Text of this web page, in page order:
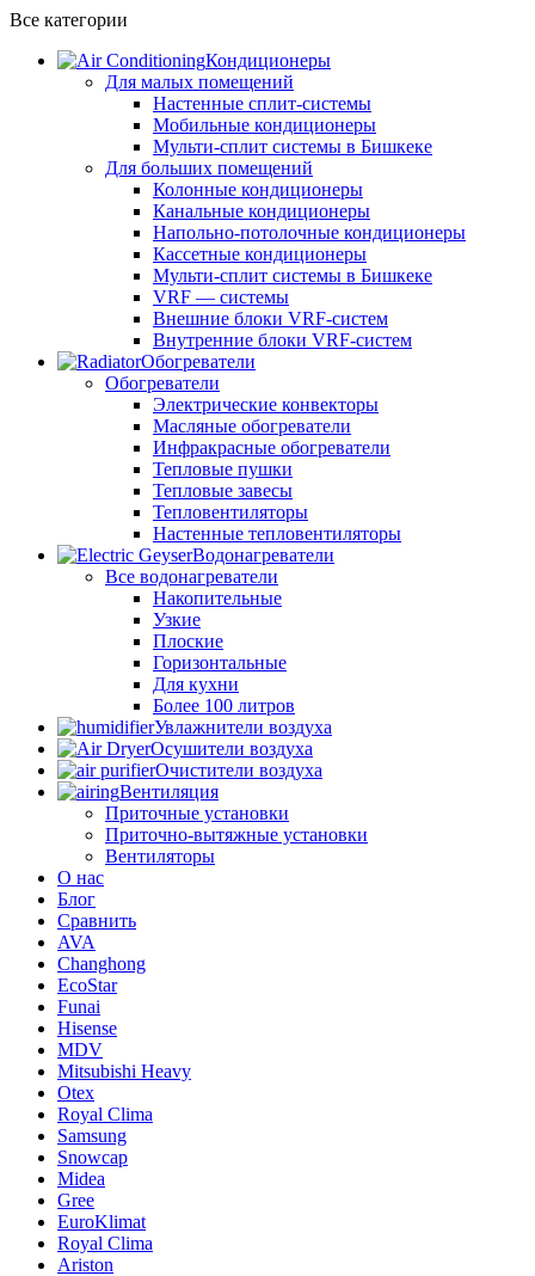
Все категории
Кондиционеры
Для малых помещений
Настенные сплит-системы
Мобильные кондиционеры
Мульти-сплит системы в Бишкеке
Для больших помещений
Колонные кондиционеры
Канальные кондиционеры
Напольно-потолочные кондиционеры
Кассетные кондиционеры
Мульти-сплит системы в Бишкеке
VRF — системы
Внешние блоки VRF-систем
Внутренние блоки VRF-систем
Обогреватели
Обогреватели
Электрические конвекторы
Масляные обогреватели
Инфракрасные обогреватели
Тепловые пушки
Тепловые завесы
Тепловентиляторы
Настенные тепловентиляторы
Водонагреватели
Все водонагреватели
Накопительные
Узкие
Плоские
Горизонтальные
Для кухни
Более 100 литров
Увлажнители воздуха
Осушители воздуха
Очистители воздуха
Вентиляция
Приточные установки
Приточно-вытяжные установки
Вентиляторы
О нас
Блог
Сравнить
AVA
Changhong
EcoStar
Funai
Hisense
MDV
Mitsubishi Heavy
Otex
Royal Clima
Samsung
Snowcap
Midea
Gree
EuroKlimat
Royal Clima
Ariston